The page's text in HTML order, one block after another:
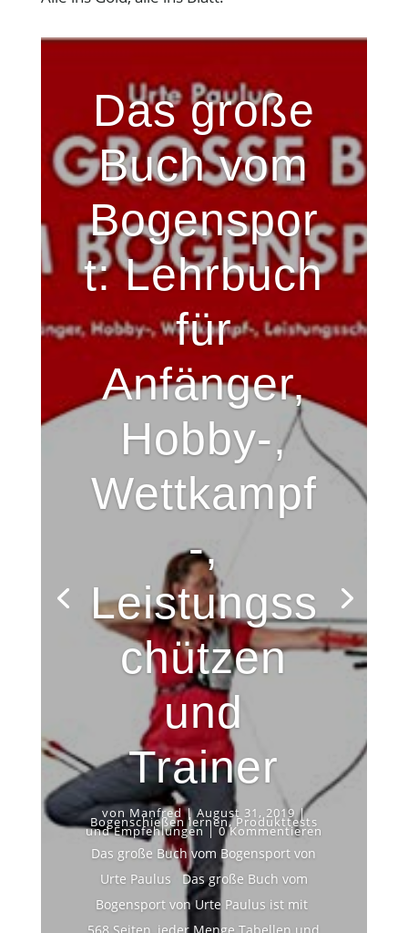
Das große
Buch vom
Bogenspor
t: Lehrbuch
für
Anfänger,
Hobby-,
Wettkampf
-,
Leistungss
chützen
und
Trainer
von Manfred|August 31, 2019 |
Bogenschießen lernen,Produkttests
und Empfehlungen | 0 Kommentieren
Das große Buch vom Bogensport von
Urte Paulus Das große Buch vom
Bogensport von Urte Paulus ist mit